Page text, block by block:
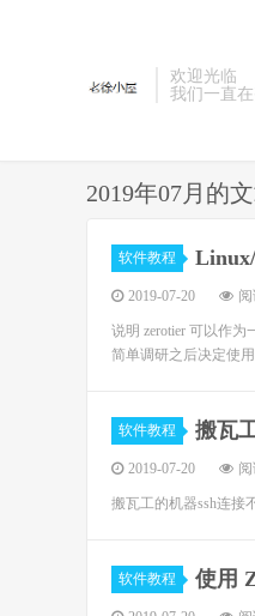
欢迎光临
我们一直
2019年07月的
软件教程
2019-07-20
说明 zerotier 可以作
简单调研之后决定使
软件教程 搬瓦
2019-07-20
搬瓦工的机器ssh连接
软件教程 使用